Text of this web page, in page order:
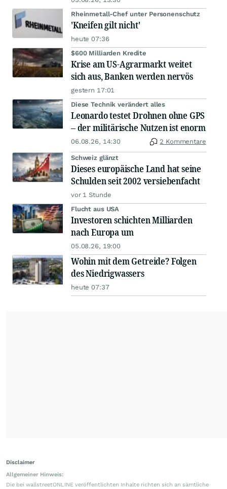
Rheinmetall-Chef unter Personenschutz
'Kneifen gilt nicht'
heute 07:36
$600 Milliarden Kredite
Krise am US-Agrarmarkt weitet
sich aus, Banken werden nervös
gestern 17:01
Diese Technik verändert alles
Leonardo testet Drohnen ohne GPS
– der militärische Nutzen ist enorm
06.08.26, 14:30 2 Kommentare
Schweiz glänzt
Dieses europäische Land hat seine
Schulden seit 2002 versiebenfacht
vor 1 Stunde
Flucht aus USA
Investoren schichten Milliarden
nach Europa um
05.08.26, 19:00
Wohin mit dem Getreide? Folgen
des Niedrigwassers
heute 07:37
Disclaimer
Allgemeiner Hinweis:
Die bei wallstreetONLINE veröffentlichten Inhalte richten sich an sämtliche